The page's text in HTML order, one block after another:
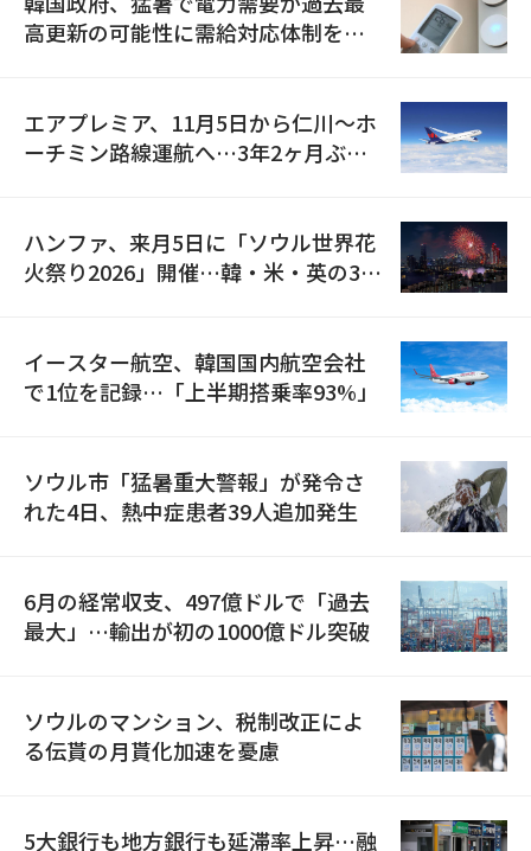
高更新の可能性に需給対応体制を点
エアプレミア、11月5日から仁川〜ホ
ーチミン路線運航へ…3年2ヶ月ぶり
ハンファ、来月5日に「ソウル世界花
火祭り2026」開催…韓・米・英の3カ
イースター航空、韓国国内航空会社
で1位を記録…「上半期搭乗率93%」
ソウル市「猛暑重大警報」が発令さ
れた4日、熱中症患者39人追加発生
6月の経常収支、497億ドルで「過去
最大」…輸出が初の1000億ドル突破
ソウルのマンション、税制改正によ
る伝貰の月貰化加速を憂慮
5大銀行も地方銀行も延滞率上昇…融